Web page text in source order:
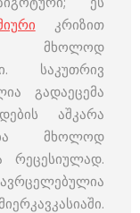
კრიზით
მხოლოდ
საკუთრივ
გადაეცემა
აშკარა
მხოლოდ
რეცესიულად.